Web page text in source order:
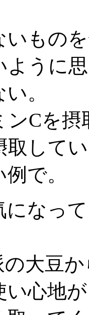
もの
ように
。
ンCを
取して
で。
になっ
の大豆
い心地